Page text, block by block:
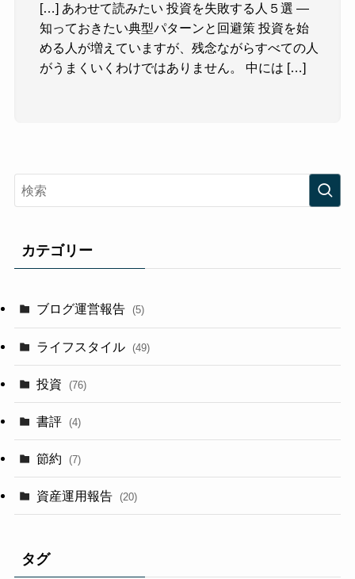
[…] あわせて読みたい 投資を失敗する人５選 —
知っておきたい典型パターンと回避策 投資を始
める人が増えていますが、残念ながらすべての人
がうまくいくわけではありません。 中には […]
カテゴリー
ブログ運営報告 (5)
ライフスタイル (49)
投資 (76)
書評 (4)
節約 (7)
資産運用報告 (20)
タグ